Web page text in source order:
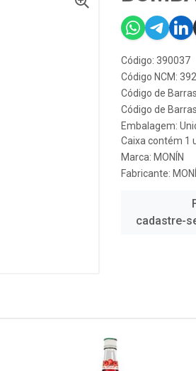
Código: 390037
Código NCM:
Código de
Código de
Embalagem:
Caixa contém 1
Marca: MONÍN
Fabricante:
cadastre-